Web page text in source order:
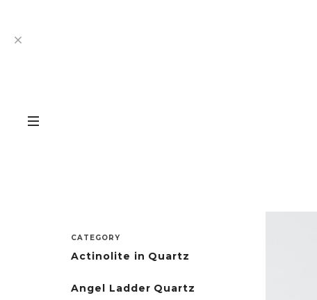
CATEGORY
Actinolite in Quartz
Angel Ladder Quartz